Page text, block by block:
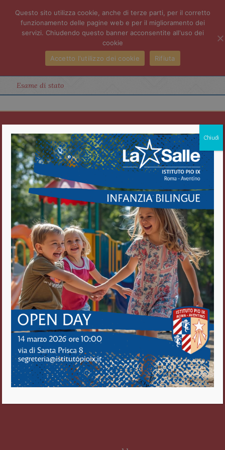
Esame di stato
Istituto Pio IX
Roma Aventino
Fratelli delle Scuole Cristiane
Via di S. Prisca, 8
00153 Roma
Tel. 06/5743797
Chiudi
Questo sito utilizza cookie, anche di terze parti, per il corretto
funzionamento delle pagine web e per il miglioramento dei
servizi. Chiudendo questo banner acconsentite all'uso dei
cookie
Accetto l'utilizzo dei cookie
Rifiuta